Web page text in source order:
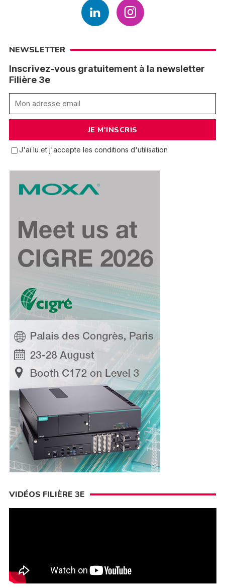
NEWSLETTER
Inscrivez-vous gratuitement à la newsletter
Filière 3e
J'ai lu et j'accepte les conditions d'utilisation
VIDÉOS FILIÈRE 3E